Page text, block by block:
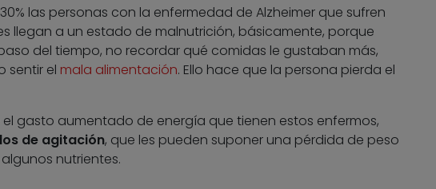
las personas con la enfermedad de Alzheimer que sufren
llegan a un estado de malnutrición, básicamente, porque
del tiempo, no recordar qué comidas le gustaban más,
sentir el mala alimentación. Ello hace que la persona pierda el
gasto aumentado de energía que tienen estos enfermos,
de agitación, que les pueden suponer una pérdida de peso
nutrientes.